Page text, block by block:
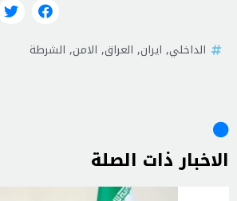
الداخلي, ايران, العراق, الامن, الشرطة
الاخبار ذات الصلة